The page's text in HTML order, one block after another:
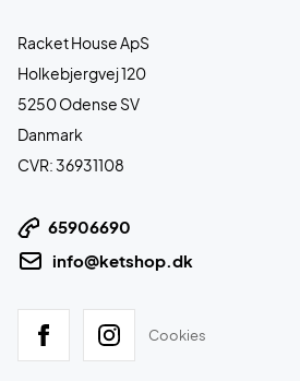
Racket House ApS
Holkebjergvej 120
5250 Odense SV
Danmark
CVR: 36931108
65906690
info@ketshop.dk
Cookies